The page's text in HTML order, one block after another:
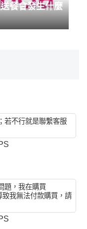
餐會發生什麼
若不行就是聯繫客服
題，我在購買
我無法付款購買，請